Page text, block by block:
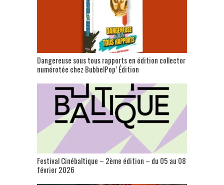
Dangereuse sous tous rapports en édition collector
numérotée chez BubbelPop’ Édition
Festival Cinébaltique – 2ème édition – du 05 au 08
février 2026